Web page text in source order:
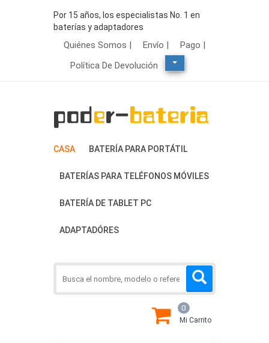
Por 15 años, los especialistas No. 1 en
baterías y adaptadores
Quiénes Somos | Envío |
Pago |
Política De Devolución
CASA BATERÍA PARA PORTÁTIL
BATERÍAS PARA TELÉFONOS MÓVILES
BATERÍA DE TABLET PC
ADAPTADÓRES
0
Mi Carrito